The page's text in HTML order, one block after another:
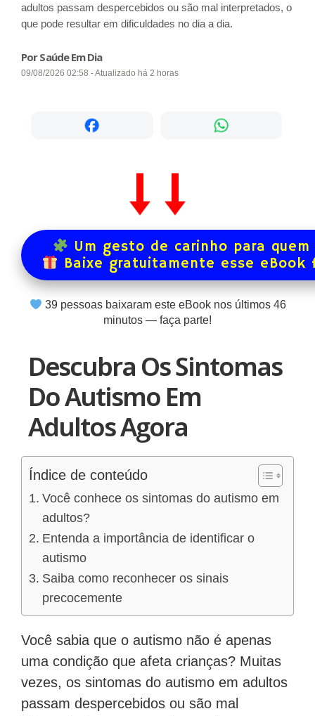
adultos passam despercebidos ou são mal interpretados, o
que pode resultar em dificuldades no dia a dia.
Por Saúde Em Dia
09/08/2026 02:58 - Atualizado há 2 horas
Um gesto de carinho para
Baixe gratuitamente esse
39pessoas baixaram este eBook nos últimos 46
minutos — faça parte!
Descubra Os Sintomas
Do Autismo Em
Adultos Agora
Índice de conteúdo
Você conhece os sintomas do autismo em
adultos?
Entenda a importância de identificar o
autismo
Saiba como reconhecer os sinais
precocemente
Você sabia que o autismo não é apenas
uma condição que afeta crianças? Muitas
vezes, os sintomas do autismo em adultos
passam despercebidos ou são mal